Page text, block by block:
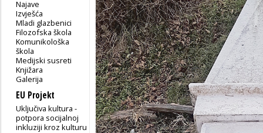
Najave
Izvješća
Mladi glazbenici
Filozofska škola
Komunikološka
škola
Medijski susreti
Knjižara
Galerija
EU Projekt
Uključiva kultura -
potpora socijalnoj
inkluziji kroz kulturu